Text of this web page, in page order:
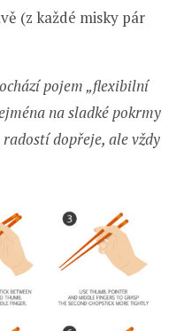
(z každé misky pár
pojem „flexibilní
na sladké pokrmy
radostí dopřeje, ale vždy